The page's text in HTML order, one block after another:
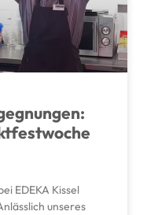
EDEKA Kissel
unseres